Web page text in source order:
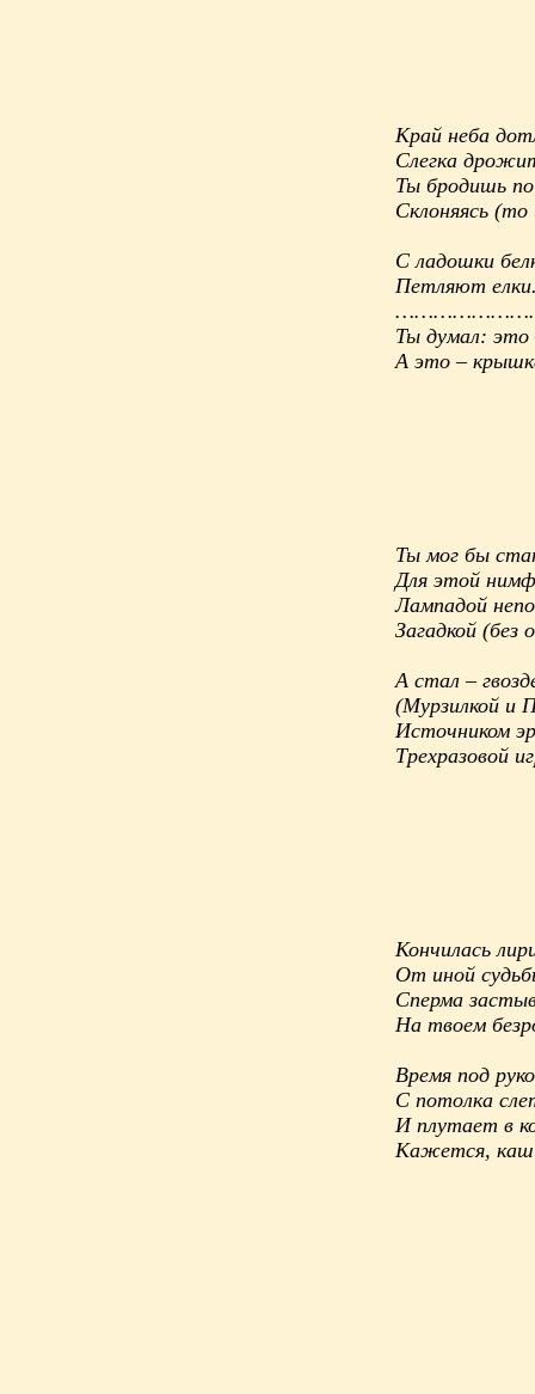
Край неба
Слегка
Ты бродишь
Склоняясь
С ладошки
Петляют
Ты думал:
А это –
Ты мог бы
Для этой
Лампадой
Загадкой (без
А стал –
(Мурзилкой и
Источником
Трехразовой
Кончилась
От иной
Сперма
На твоем
Время под
С потолка
И плутает в
Кажется,